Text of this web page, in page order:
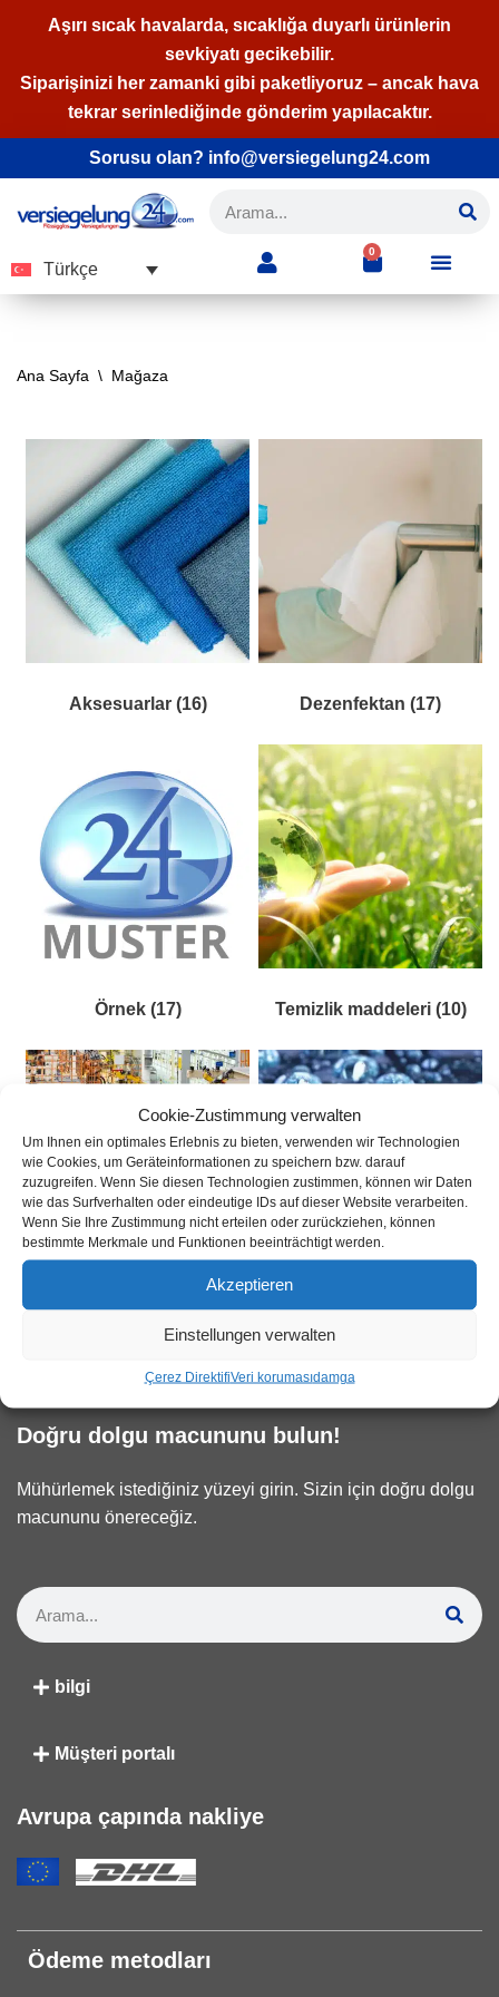
Cookie-Zustimmung verwalten
Um Ihnen ein optimales Erlebnis zu bieten, verwenden wir Technologien
wie Cookies, um Geräteinformationen zu speichern bzw. darauf
zuzugreifen. Wenn Sie diesen Technologien zustimmen, können wir Daten
wie das Surfverhalten oder eindeutige IDs auf dieser Website verarbeiten.
Wenn Sie Ihre Zustimmung nicht erteilen oder zurückziehen, können
bestimmte Merkmale und Funktionen beeinträchtigt werden.
Akzeptieren
Einstellungen verwalten
Çerez DirektifiVeri korumasıdamga
geç
Aşırı sıcak havalarda, sıcaklığa duyarlı ürünlerin
sevkiyatı gecikebilir.
Siparişinizi her zamanki gibi paketliyoruz – ancak hava
tekrar serinlediğinde gönderim yapılacaktır.
Sorusu olan? info@versiegelung24.com
Türkçe
0
Ana Sayfa \ Mağaza
Aksesuarlar (16) Dezenfektan (17)
Örnek (17) Temizlik maddeleri (10)
Test kategorisi(1) Sıvı cam sızdırmazlık(48)
Doğru dolgu macununu bulun!
Mühürlemek istediğiniz yüzeyi girin. Sizin için doğru dolgu
macununu önereceğiz.
bilgi
Müşteri portalı
Avrupa çapında nakliye
Ödeme metodları